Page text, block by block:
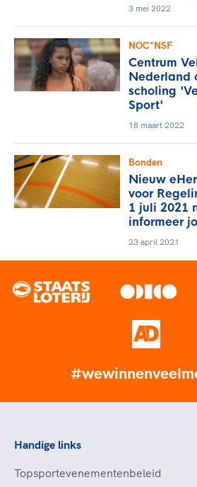
3 mei 2022
NOC*NSF
Centrum
Nederland
scholing
Sport'
18 maart 2022
Bonden
Nieuw
voor
1 juli 2021
informeer
23 april 2021
Handige links
Topsportevenementenbeleid